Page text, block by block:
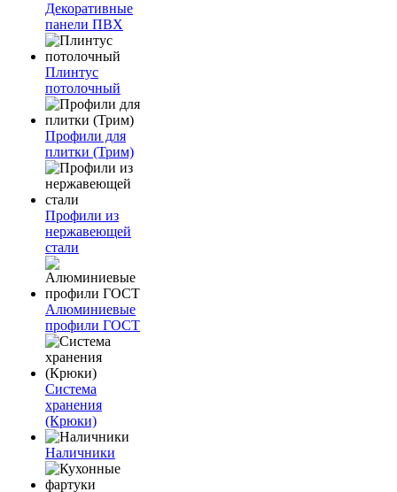
Декоративные
панели ПВХ
Плинтус
потолочный
Профили для
плитки (Трим)
Профили из
нержавеющей
стали
Алюминиевые
профили ГОСТ
Система
хранения
(Крюки)
Наличники